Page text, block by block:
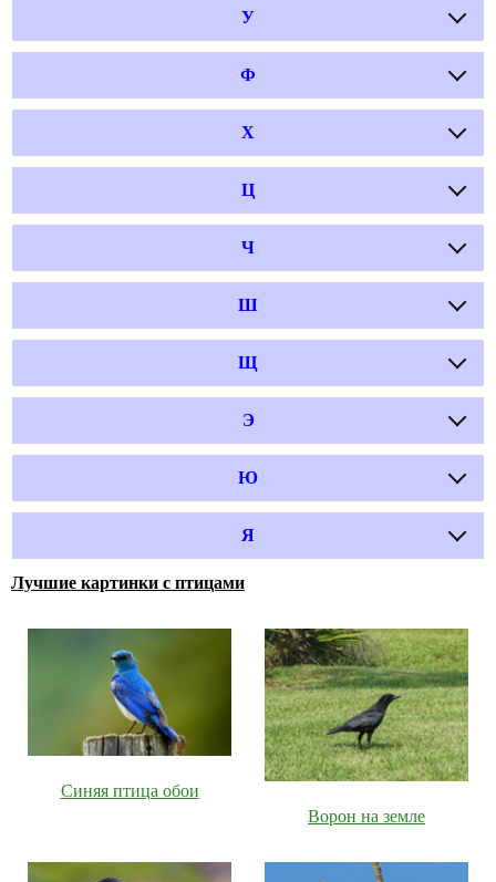
У
Ф
Х
Ц
Ч
Ш
Щ
Э
Ю
Я
Лучшие картинки с птицами
Синяя птица обои
Ворон на земле